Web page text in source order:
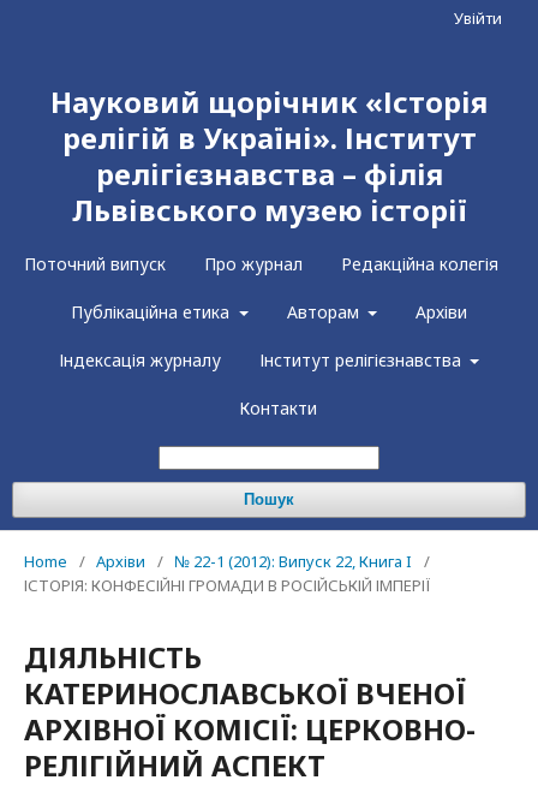
Науковий щорічник «Історія
релігій в Україні». Інститут
релігієзнавства – філія
Львівського музею історії
Поточний випуск Про журнал Редакційна колегія
Публікаційна етика Авторам Архіви
Індексація журналу Інститут релігієзнавства
Контакти
Пошук
Увійти
Home / Архіви / № 22-1 (2012): Випуск 22, Книга I
/
ІСТОРІЯ: КОНФЕСІЙНІ ГРОМАДИ В РОСІЙСЬКІЙ ІМПЕРІЇ
ДІЯЛЬНІСТЬ
КАТЕРИНОСЛАВСЬКОЇ ВЧЕНОЇ
АРХІВНОЇ КОМІСІЇ: ЦЕРКОВНО-
РЕЛІГІЙНИЙ АСПЕКТ